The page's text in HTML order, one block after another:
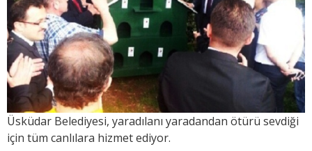
Üsküdar Belediyesi, yaradılanı yaradandan ötürü sevdiği
için tüm canlılara hizmet ediyor.